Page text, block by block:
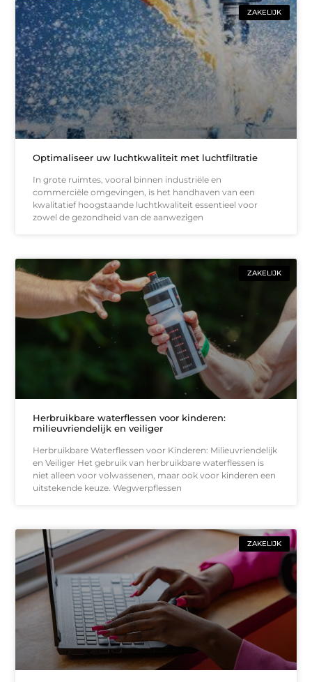
ZAKELIJK
Optimaliseer uw luchtkwaliteit met luchtfiltratie
In grote ruimtes, vooral binnen industriële en
commerciële omgevingen, is het handhaven van een
kwalitatief hoogstaande luchtkwaliteit essentieel voor
zowel de gezondheid van de aanwezigen
ZAKELIJK
Herbruikbare waterflessen voor kinderen:
milieuvriendelijk en veiliger
Herbruikbare Waterflessen voor Kinderen: Milieuvriendelijk
en Veiliger Het gebruik van herbruikbare waterflessen is
niet alleen voor volwassenen, maar ook voor kinderen een
uitstekende keuze. Wegwerpflessen
ZAKELIJK